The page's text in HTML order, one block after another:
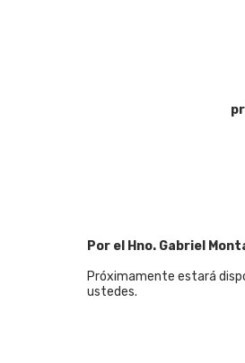
Por el Hno. Gabriel
Próximamente estará
ustedes.